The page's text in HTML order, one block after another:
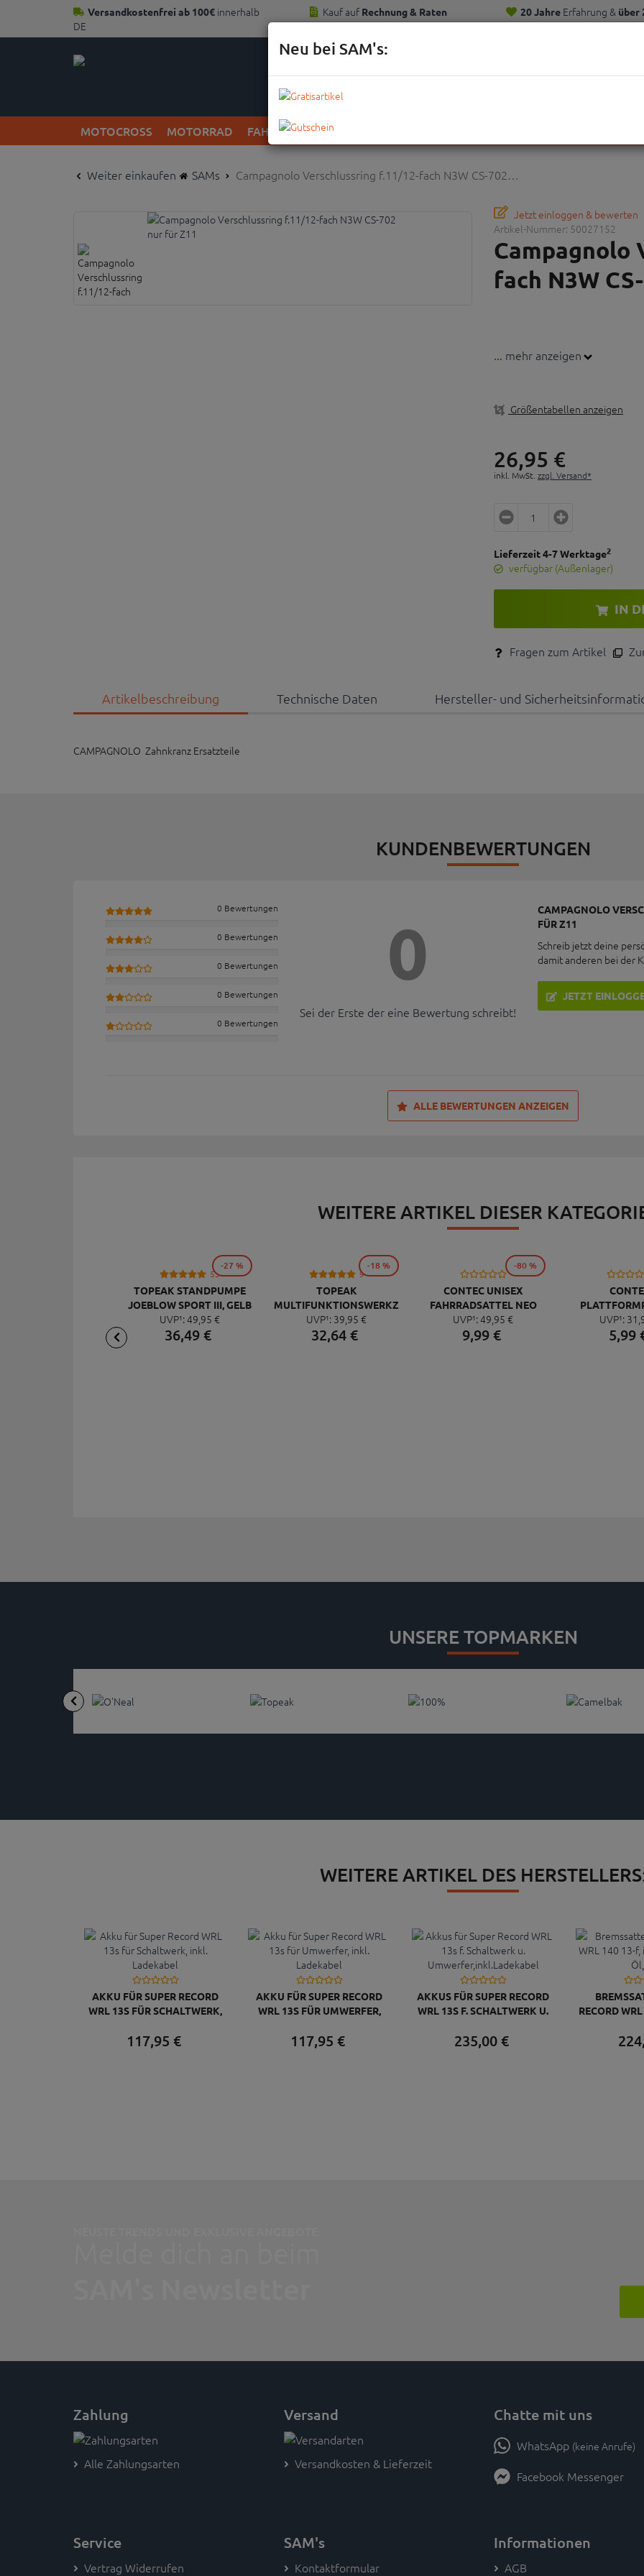
Versandkostenfrei ab 100€ innerhalb
DE
Kauf auf Rechnung & Raten 20 JahreErfahrung & über
Kunden
MOTOCROSS MOTORRAD FAHRRAD KOMPLETTRÄDER
Weiter einkaufen SAMs Campagnolo Verschlussring f.11/12-fach N3W CS-702…
Jetzt einloggen & bewerten
Artikel-Nummer: 50027152
Campagnolo
fach N3W
... mehr anzeigen
Größentabellen anzeigen
26,95 €
inkl. MwSt. zzgl. Versand*
Lieferzeit 4-7 Werktage2
verfügbar (Außenlager)
IN
Fragen zum Artikel
Artikelbeschreibung Technische Daten Hersteller- und
CAMPAGNOLO Zahnkranz Ersatzteile
KUNDENBEWERTUNGEN
0 Bewertungen
0 Bewertungen
0 Bewertungen
0 Bewertungen
0 Bewertungen
0
Sei der Erste der eine Bewertung schreibt!
CAMPAGNOLO
FÜR Z11
Schreib jetzt deine
damit anderen bei der
JETZT
ALLE BEWERTUNGEN ANZEIGEN
WEITERE ARTIKEL DIESER
53
TOPEAK STANDPUMPE
JOEBLOW SPORT III, GELB
UVP¹:49, 95 €
36,49€
-27 %
9
TOPEAK
MULTIFUNKTIONSWERKZEUG
MINI 20 PRO
UVP¹: 39, 95 €
32,64€
-18 %
CONTEC UNISEX
FAHRRADSATTEL NEO
PACE ZX CUT
UVP¹:49, 95 €
9,99 €
-80 %
QUICK NEO
UVP¹: 31,
5,99
UNSERE TOPMARKEN
WEITERE ARTIKEL DES
AKKU FÜR SUPER RECORD
WRL 13S FÜR SCHALTWERK,
117,95 €
AKKU FÜR SUPER RECORD
WRL 13S FÜR UMWERFER,
117,95 €
AKKUS FÜR SUPER RECORD
WRL 13S F. SCHALTWERK U.
235,00 €
RECORD
Zahlung
Alle Zahlungsarten
Versand
Versandkosten & Lieferzeit
Chatte mit uns
WhatsApp (keine Anrufe)
Facebook Messenger
Service
Vertrag Widerrufen
SAM's
Kontaktformular
Informationen
AGB
Neu bei SAM's: